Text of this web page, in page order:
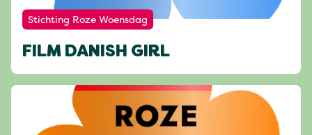
Stichting Roze Woensdag
FILM DANISH GIRL